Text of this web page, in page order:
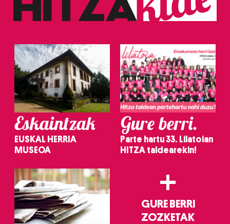
zerbitzuak hobetzeko asmoz, cookie teknologiaz
baliatzen gara. Ohar hau onartuz gero, teknologia hori
Eskaintzak
EUSKAL HERRIA
MUSEOA
Gure berri.
Parte hartu 33. Lilatoian
HITZA taldearekin!
+
GURE BERRI
ZOZKETAK